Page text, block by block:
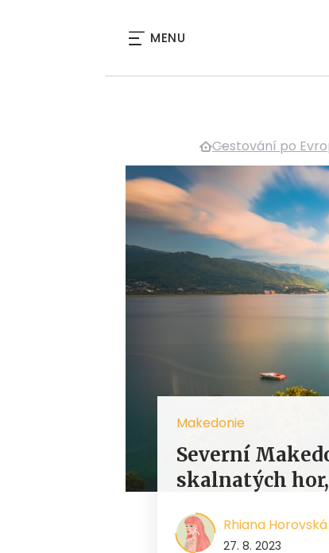
MENU
Cestování po
Makedonie
Severní
skalnatých
Rhiana Horovská
27. 8. 2023